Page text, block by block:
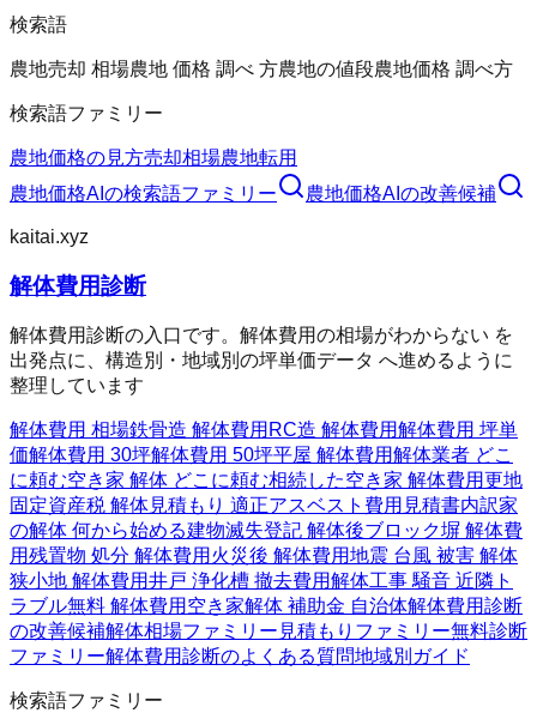
検索語
農地売却 相場農地 価格 調べ 方農地の値段農地価格 調べ方
検索語ファミリー
農地価格の見方売却相場農地転用
農地価格AI の検索語ファミリー 農地価格AI の改善候補
kaitai.xyz
解体費用診断
解体費用診断の入口です。解体費用の相場がわからない を
出発点に、構造別・地域別の坪単価データ へ進めるように
整理しています
解体費用 相場鉄骨造 解体費用 RC造 解体費用解体費用 坪単
価解体費用 30坪解体費用 50坪平屋 解体費用解体業者 どこ
に頼む空き家 解体 どこに頼む相続した空き家 解体費用更地
固定資産税 解体見積もり 適正アスベスト費用 見積書内訳家
の解体 何から始める建物滅失登記 解体後ブロック塀 解体費
用残置物 処分 解体費用 火災後 解体費用地震 台風 被害 解体
狭小地 解体費用井戸 浄化槽 撤去費用解体工事 騒音 近隣ト
ラブル無料 解体費用 空き家解体 補助金 自治体解体費用診断
の改善候補解体相場ファミリー 見積もりファミリー無料診断
ファミリー解体費用診断のよくある質問地域別ガイド
検索語ファミリー